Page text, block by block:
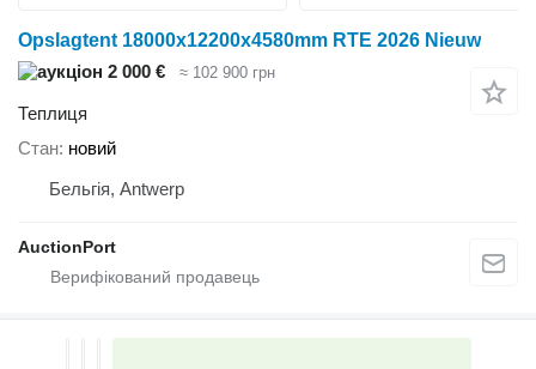
Opslagtent 18000x12200x4580mm RTE 2026 Nieuw
2 000 €
≈ 102 900 грн
Теплиця
Стан новий
Бельгія, Antwerp
AuctionPort